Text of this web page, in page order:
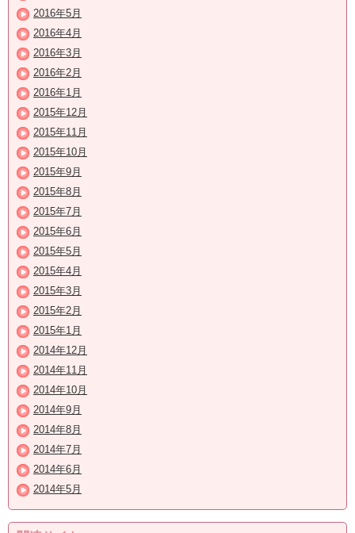
2016年5月
2016年4月
2016年3月
2016年2月
2016年1月
2015年12月
2015年11月
2015年10月
2015年9月
2015年8月
2015年7月
2015年6月
2015年5月
2015年4月
2015年3月
2015年2月
2015年1月
2014年12月
2014年11月
2014年10月
2014年9月
2014年8月
2014年7月
2014年6月
2014年5月